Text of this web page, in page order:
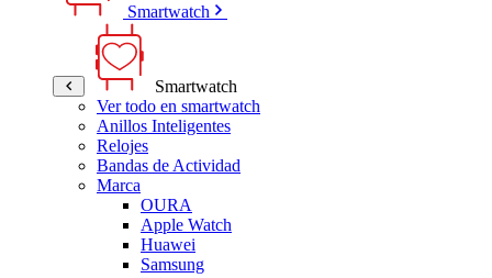
Smartwatch
Smartwatch
Ver todo en smartwatch
Anillos Inteligentes
Relojes
Bandas de Actividad
Marca
OURA
Apple Watch
Huawei
Samsung